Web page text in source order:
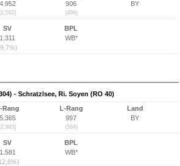
4.952
906
(496)
BY
SV
1.311
BPL
WB*
- Schratzlsee, Ri. Soyen (RO 40)
Rang
5.365
L-Rang
997
(584)
Land
BY
SV
1.581
BPL
WB*